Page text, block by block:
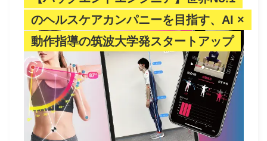
のヘルスケアカンパニーを目指す、AI ×
動作指導の筑波大学発スタートアップ